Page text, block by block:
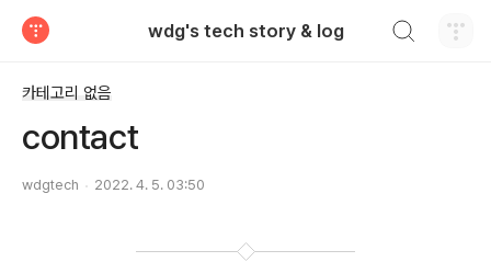
wdg's tech story & log
카테고리 없음
contact
wdgtech 2022. 4. 5. 03:50